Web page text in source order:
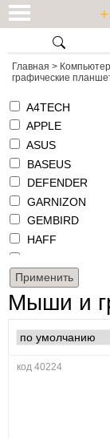
Главная >
графические
A4TECH
APPLE
ASUS
BASEUS
DEFENDER
GARNIZON
GEMBIRD
HAFF
HONOR
HUION
MICROSOFT
PARBLO
Мыши и
код 40224